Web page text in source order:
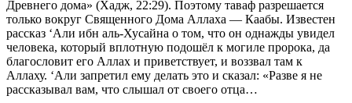
Древнего дома» (Хадж, 22:29). Поэтому таваф разрешается
только вокруг Священного Дома Аллаха — Каабы. Известен
рассказ ‘Али ибн аль-Хусайна о том, что он однажды увидел
человека, который вплотную подошёл к могиле пророка, да
благословит его Аллах и приветствует, и воззвал там к
Аллаху. ‘Али запретил ему делать это и сказал: «Разве я не
рассказывал вам, что слышал от своего отца…